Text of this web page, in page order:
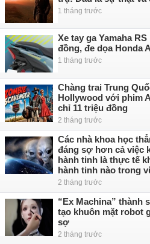
1 tháng trước
Xe tay ga Yamaha
đồng, đe dọa Honda
1 tháng trước
Chàng trai Trung
Hollywood với phim
chỉ 11 triệu đồng
2 tháng trước
Các nhà khoa học
đáng sợ hơn cả việc
hành tinh là thực tế
hành tinh nào trong
2 tháng trước
“Ex Machina” thành
tạo khuôn mặt robot
sợ
2 tháng trước